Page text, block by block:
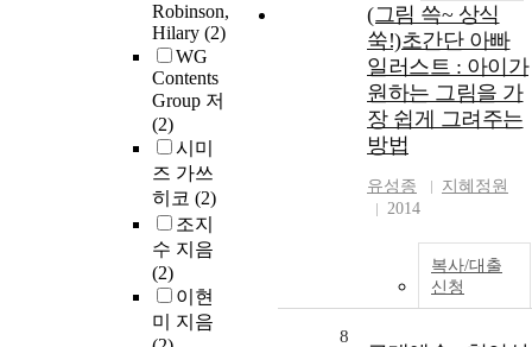
Robinson,
Hilary (2)
WG
Contents
Group 저
(2)
시미
즈 가쓰
히코 (2)
조지
수 지음
(2)
이현
미 지음
(그림 쓱~ 상식
쑥!)초간단 아빠
일러스트 : 아이가
원하는 그림을 가
장 쉽게 그려주는
방법
유성종
지혜정원
2014
복사/대출
신청
8